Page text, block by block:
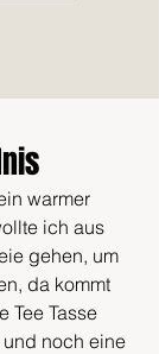
warmer
ich aus
gehen, um
da kommt
Tee Tasse
noch eine